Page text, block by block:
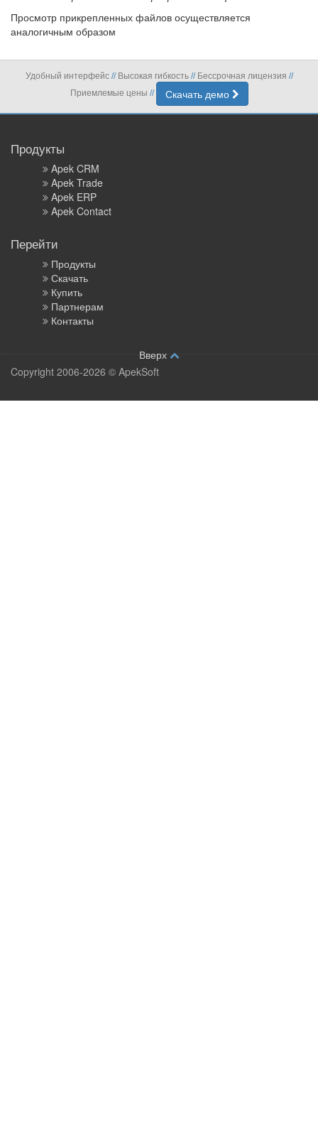
Просмотр прикрепленных файлов осуществляется
аналогичным образом
Удобный интерфейс//Высокая гибкость//Бессрочная лицензия //
Приемлемые цены // Скачать демо
Продукты
Apek CRM
Apek Trade
Apek ERP
Apek Contact
Перейти
Продукты
Скачать
Купить
Партнерам
Контакты
Вверх
Copyright 2006-2026 © ApekSoft